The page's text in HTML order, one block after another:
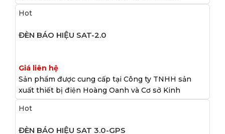
Hot
ĐÈN BÁO HIỆU SAT-2.0
Giá liên hệ
Sản phẩm được cung cấp tại Công ty TNHH sản
xuất thiết bị điện Hoàng Oanh và Cơ sở Kinh
Hot
ĐÈN BÁO HIỆU SAT 3.0-GPS